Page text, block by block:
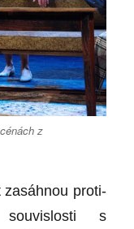
z
proti-
s